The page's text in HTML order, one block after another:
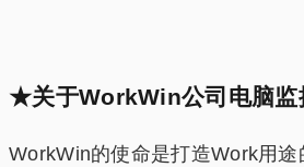
★关于WorkWin公司电脑
WorkWin的使命是打造Work用